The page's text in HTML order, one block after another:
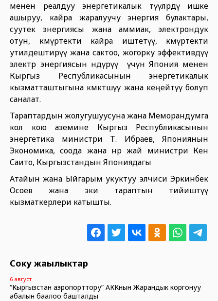
менен реалдуу энергетикалык өтүүлөрдү ишке
ашыруу, кайра жаралуучу энергия булактары,
суутек энергиясы жана аммиак, электрондук
отун, көмүртекти кайра иштетүү, көмүртекти
утилдештирүү жана сактоо, жогорку эффективдүү
электр энергиясын өндүрүү үчүн Япония менен
Кыргыз Республикасынын энергетикалык
кызматташтыгына көмөктөшүү жана кеңейтүү болуп
саналат.
Тараптардын жолугушуусуна жана Меморандумга
кол кою аземине Кыргыз Республикасынын
энергетика министри Т. Ибраев, Япониянын
Экономика, соода жана өнөр жай министри Кен
Саито, Кыргызстандын Япониядагы
Атайын жана Ыйгарым укуктуу элчиси Эркинбек
Осоев жана эки тараптын тийиштүү
кызматкерлери катышты.
Соңку жаңылыктар
6 август
“Кыргызстан аэропорттору” АККнын Жарандык коргонуу
абалын баалоо башталды